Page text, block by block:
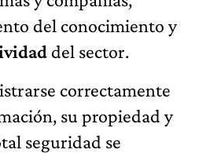
del conocimiento y
del sector.
correctamente
su propiedad y
seguridad se